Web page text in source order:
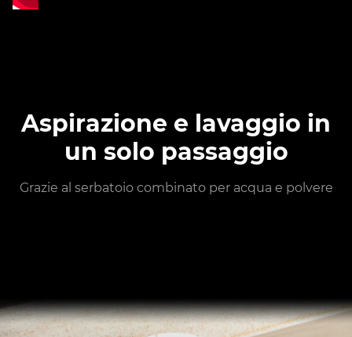
Aspirazione e lavaggio in
un solo passaggio
Grazie al serbatoio combinato per acqua e polvere